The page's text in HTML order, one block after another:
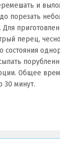
и
порезать
Для
перец,
Общее
30 минут.